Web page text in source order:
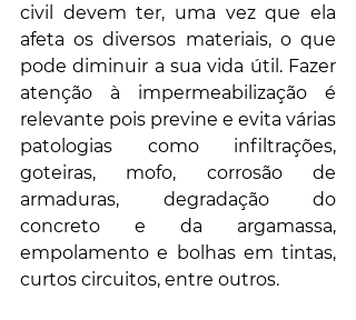
civil devem ter, uma vez que ela
afeta os diversos materiais, o que
pode diminuir a sua vida útil. Fazer
atenção à impermeabilização é
relevante pois previne e evita várias
patologias como infiltrações,
goteiras, mofo, corrosão de
armaduras, degradação do
concreto e da argamassa,
empolamento e bolhas em tintas,
curtos circuitos, entre outros.